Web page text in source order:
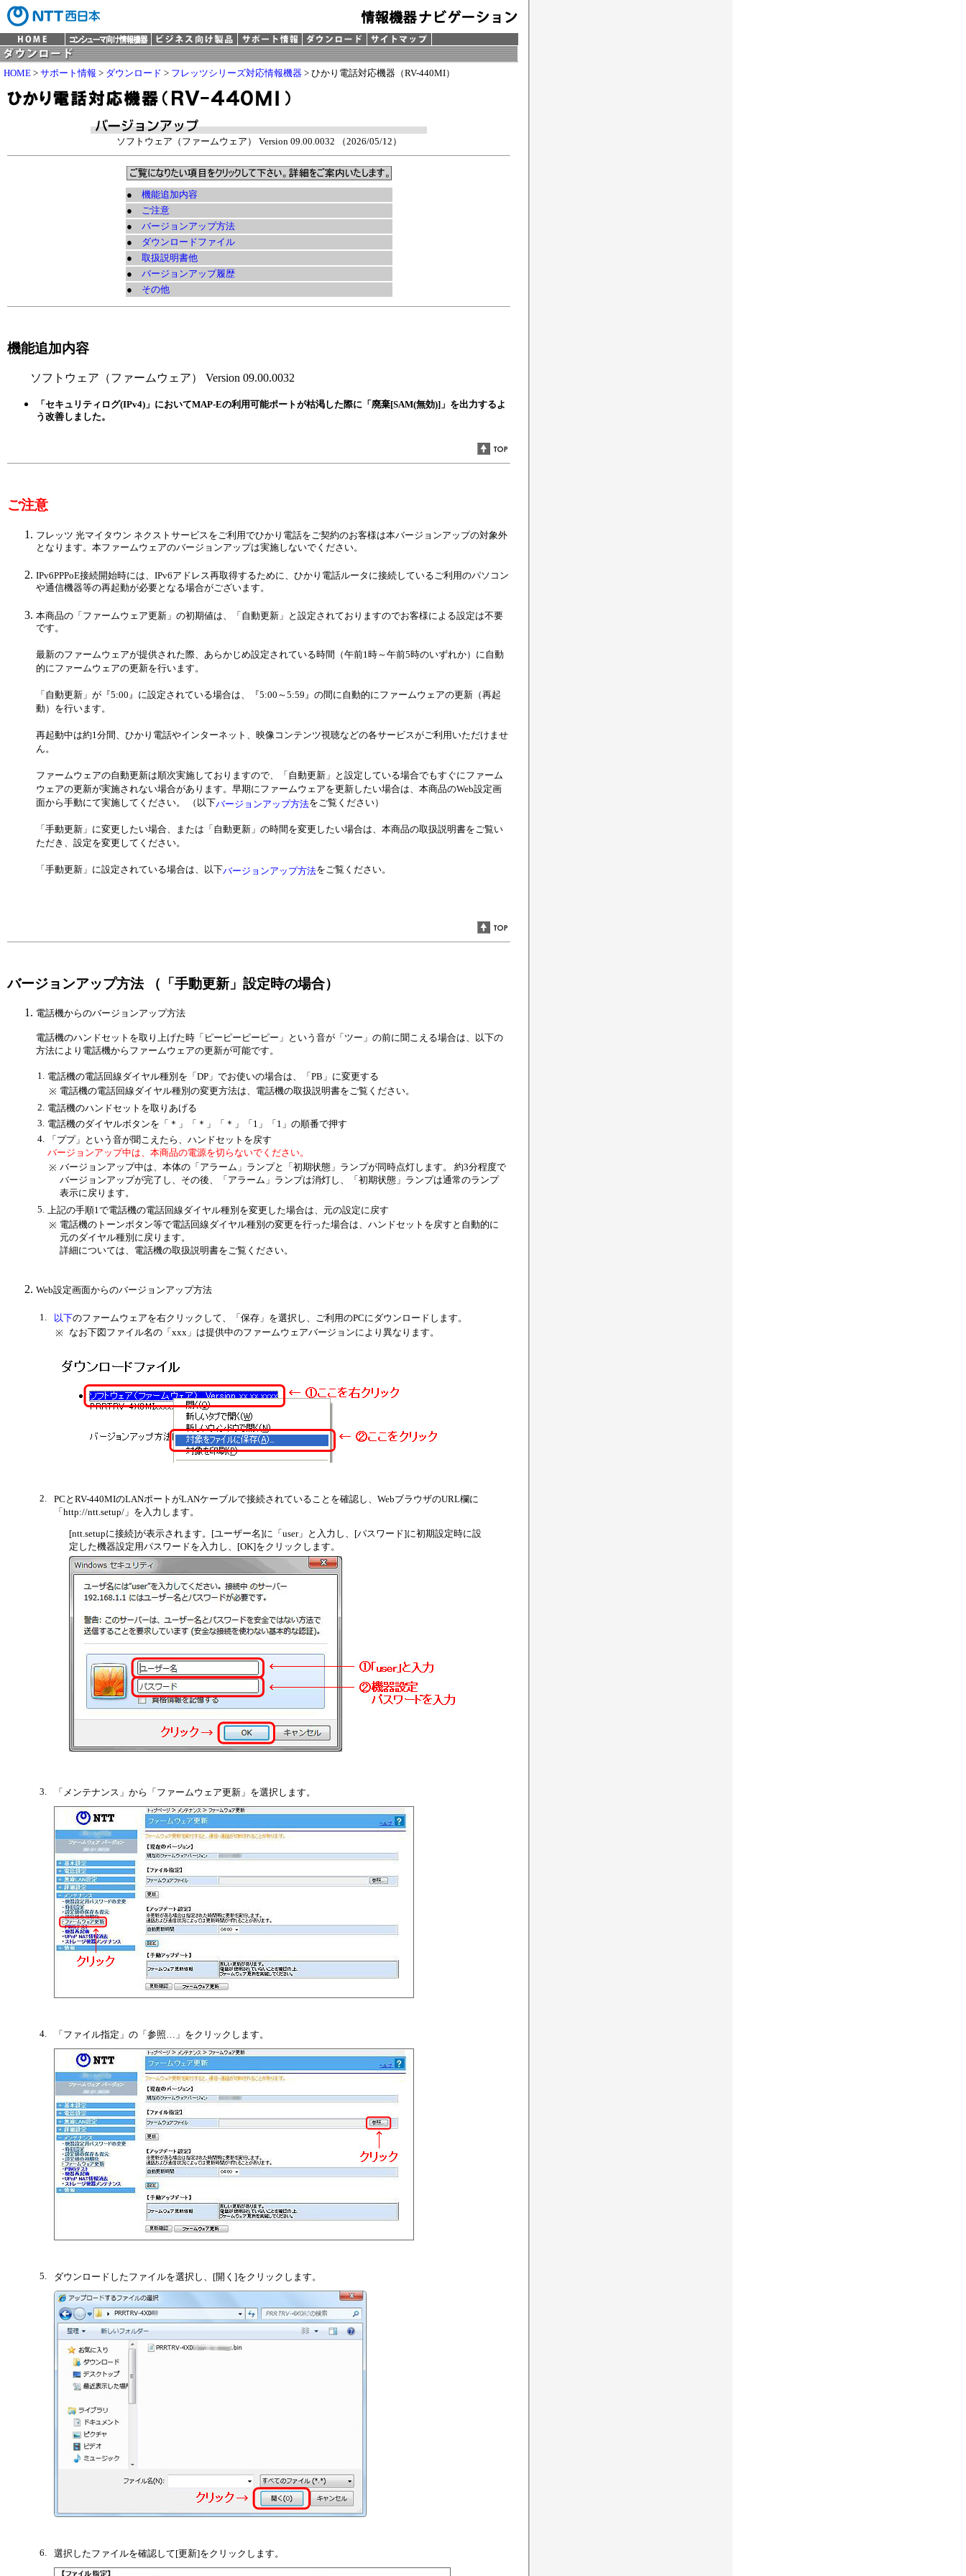
HOME > サポート情報 > ダウンロード > フレッツシリーズ対応情報機器 > ひかり電話対応機器（RV-440MI）
ソフトウェア（ファームウェア） Version 09.00.0032 （2026/05/12）
● 機能追加内容
● ご注意
● バージョンアップ方法
● ダウンロードファイル
● 取扱説明書他
● バージョンアップ履歴
● その他
機能追加内容
ソフトウェア（ファームウェア） Version 09.00.0032
「セキュリティログ(IPv4)」においてMAP-Eの利用可能ポートが枯渇した際に「廃棄[SAM(無効)]」を出力するよ
う改善しました。
ご注意
フレッツ 光マイタウン ネクストサービスをご利用でひかり電話をご契約のお客様は本バージョンアップの対象外
となります。本ファームウェアのバージョンアップは実施しないでください。
IPv6PPPoE接続開始時には、IPv6アドレス再取得するために、ひかり電話ルータに接続しているご利用のパソコン
や通信機器等の再起動が必要となる場合がございます。
本商品の「ファームウェア更新」の初期値は、「自動更新」と設定されておりますのでお客様による設定は不要
です。
最新のファームウェアが提供された際、あらかじめ設定されている時間（午前1時～午前5時のいずれか）に自動
的にファームウェアの更新を行います。
「自動更新」が『5:00』に設定されている場合は、『5:00～5:59』の間に自動的にファームウェアの更新（再起
動）を行います。
再起動中は約1分間、ひかり電話やインターネット、映像コンテンツ視聴などの各サービスがご利用いただけませ
ん。
ファームウェアの自動更新は順次実施しておりますので、「自動更新」と設定している場合でもすぐにファーム
ウェアの更新が実施されない場合があります。早期にファームウェアを更新したい場合は、本商品のWeb設定画
面から手動にて実施してください。 （以下バージョンアップ方法をご覧ください）
「手動更新」に変更したい場合、または「自動更新」の時間を変更したい場合は、本商品の取扱説明書をご覧い
ただき、設定を変更してください。
「手動更新」に設定されている場合は、以下バージョンアップ方法をご覧ください。
バージョンアップ方法 （「手動更新」設定時の場合）
電話機からのバージョンアップ方法
電話機のハンドセットを取り上げた時「ピーピーピーピー」という音が「ツー」の前に聞こえる場合は、以下の
方法により電話機からファームウェアの更新が可能です。
1. 電話機の電話回線ダイヤル種別を「DP」でお使いの場合は、「PB」に変更する
※ 電話機の電話回線ダイヤル種別の変更方法は、電話機の取扱説明書をご覧ください。
2. 電話機のハンドセットを取りあげる
3. 電話機のダイヤルボタンを「＊」「＊」「＊」「1」「1」の順番で押す
4.
「ププ」という音が聞こえたら、ハンドセットを戻す
バージョンアップ中は、本商品の電源を切らないでください。
※ バージョンアップ中は、本体の「アラーム」ランプと「初期状態」ランプが同時点灯します。 約3分程度で
バージョンアップが完了し、その後、「アラーム」ランプは消灯し、「初期状態」ランプは通常のランプ
表示に戻ります。
5. 上記の手順1で電話機の電話回線ダイヤル種別を変更した場合は、元の設定に戻す
※ 電話機のトーンボタン等で電話回線ダイヤル種別の変更を行った場合は、ハンドセットを戻すと自動的に
元のダイヤル種別に戻ります。
詳細については、電話機の取扱説明書をご覧ください。
Web設定画面からのバージョンアップ方法
1. 以下のファームウェアを右クリックして、「保存」を選択し、ご利用のPCにダウンロードします。
※ なお下図ファイル名の「xxx」は提供中のファームウェアバージョンにより異なります。
2.
PCとRV-440MIのLANポートがLANケーブルで接続されていることを確認し、WebブラウザのURL欄に
「http://ntt.setup/」を入力します。
[ntt.setupに接続]が表示されます。[ユーザー名]に「user」と入力し、[パスワード]に初期設定時に設
定した機器設定用パスワードを入力し、[OK]をクリックします。
3. 「メンテナンス」から「ファームウェア更新」を選択します。
4. 「ファイル指定」の「参照…」をクリックします。
5. ダウンロードしたファイルを選択し、[開く]をクリックします。
6. 選択したファイルを確認して[更新]をクリックします。